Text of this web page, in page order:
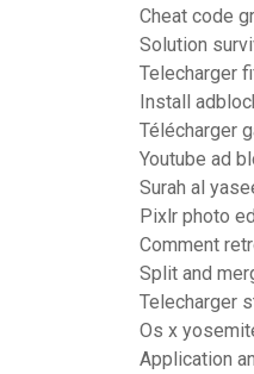
Cheat code
Solution
Telecharger
Install
Télécharger
Youtube ad
Surah al
Pixlr photo
Comment
Split and
Telecharger
Os x
Application